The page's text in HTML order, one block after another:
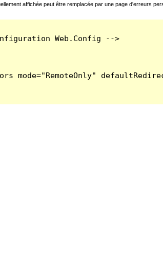
affichée peut être remplacée par une page d'erreurs
Web.Config -->
mode="RemoteOnly"